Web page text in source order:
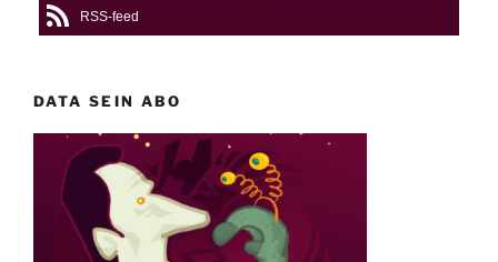
RSS-feed
DATA SEIN ABO